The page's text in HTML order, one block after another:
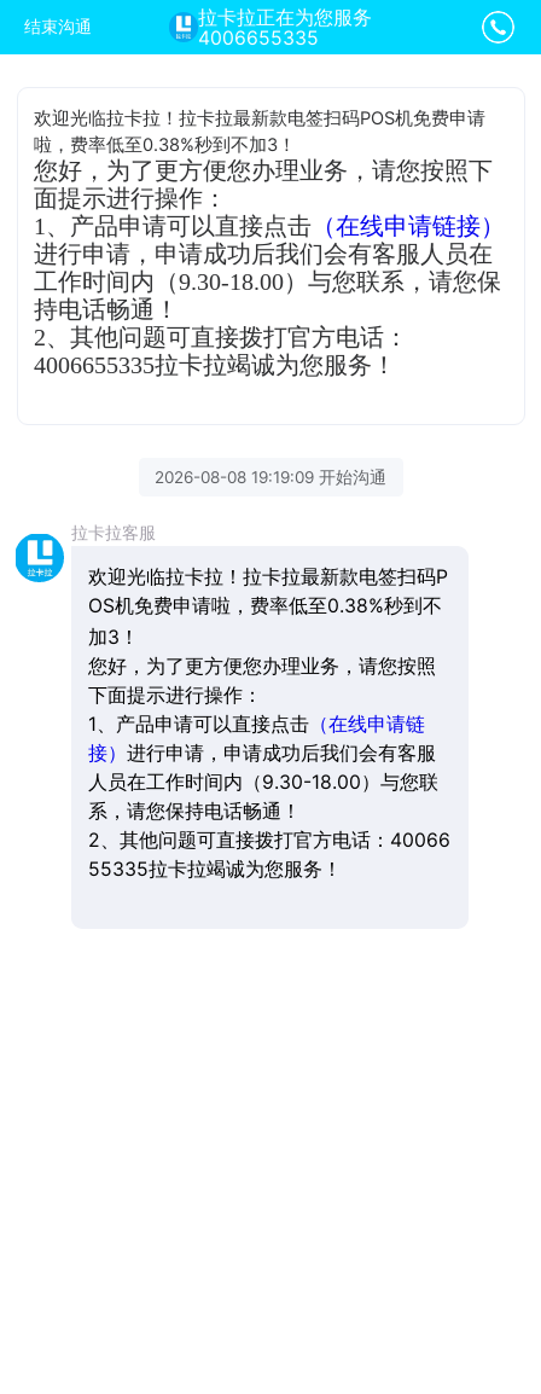
结束沟通
拉卡拉正在为您服务
4006655335
欢迎光临拉卡拉！拉卡拉最新款电签扫码POS机免费申请
啦，费率低至0.38%秒到不加3！
您好，为了更方便您办理业务，请您按照下
面提示进行操作：
1、产品申请可以直接点击 （在线申请链接）
进行申请，申请成功后我们会有客服人员在
工作时间内（9.30-18.00）与您联系，请您保
持电话畅通！
2、其他问题可直接拨打官方电话：
4006655335拉卡拉竭诚为您服务！
2026-08-08 19:19:09 开始沟通
拉卡拉客服
欢迎光临拉卡拉！拉卡拉最新款电签扫码P
OS机免费申请啦，费率低至0.38%秒到不
加3！
您好，为了更方便您办理业务，请您按照
下面提示进行操作：
1、产品申请可以直接点击（在线申请链
接） 进行申请，申请成功后我们会有客服
人员在工作时间内（9.30-18.00）与您联
系，请您保持电话畅通！
2、其他问题可直接拨打官方电话：40066
55335拉卡拉竭诚为您服务！